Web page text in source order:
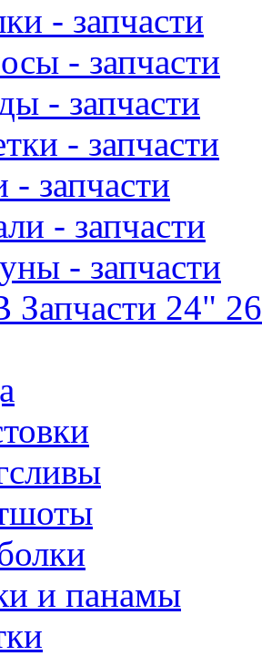
- запчасти
- запчасти
- запчасти
- запчасти
- запчасти
- запчасти
- запчасти
Запчасти 24"
и панамы